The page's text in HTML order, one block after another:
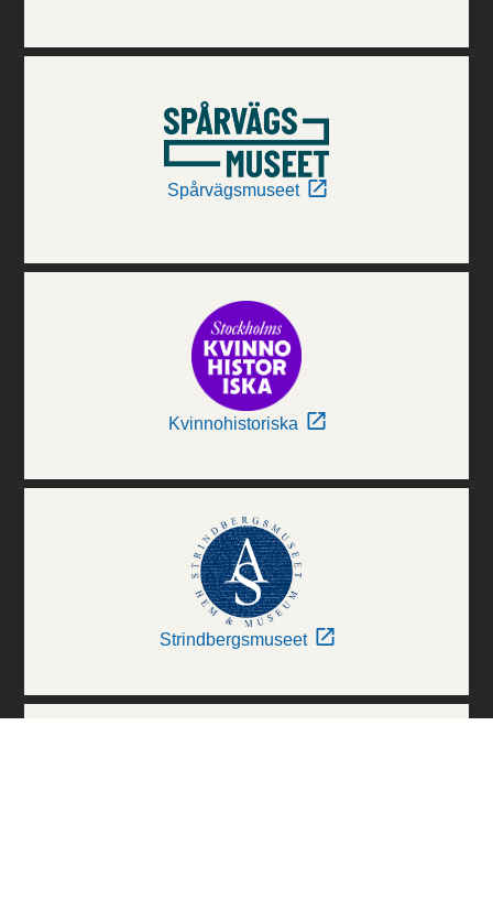
Spårvägsmuseet
Kvinnohistoriska
Strindbergsmuseet